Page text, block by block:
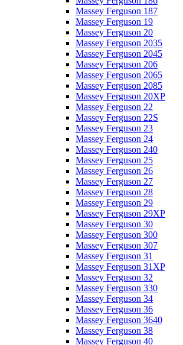
Massey Ferguson 187
Massey Ferguson 19
Massey Ferguson 20
Massey Ferguson 2035
Massey Ferguson 2045
Massey Ferguson 206
Massey Ferguson 2065
Massey Ferguson 2085
Massey Ferguson 20XP
Massey Ferguson 22
Massey Ferguson 22S
Massey Ferguson 23
Massey Ferguson 24
Massey Ferguson 240
Massey Ferguson 25
Massey Ferguson 26
Massey Ferguson 27
Massey Ferguson 28
Massey Ferguson 29
Massey Ferguson 29XP
Massey Ferguson 30
Massey Ferguson 300
Massey Ferguson 307
Massey Ferguson 31
Massey Ferguson 31XP
Massey Ferguson 32
Massey Ferguson 330
Massey Ferguson 34
Massey Ferguson 36
Massey Ferguson 3640
Massey Ferguson 38
Massey Ferguson 40